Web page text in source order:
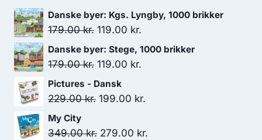
Danske byer: Kgs. Lyngby, 1000 brikker
179.00kr. Den
oprindelige
pris
179.00 kr..
119.00 kr.
aktuelle
Danske byer: Stege, 1000 brikker
179.00kr. Den
oprindelige
pris
179.00 kr..
119.00 kr.
pris
Pictures - Dansk
229.00kr. Den
pris
199.00 kr.
pris
My City
349.00kr. Den
279.00 kr.